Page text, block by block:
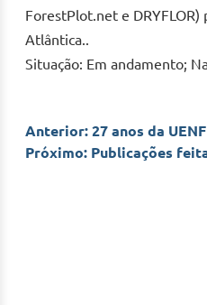
ForestPlot.net e DRYFLOR)
Atlântica..
Situação: Em andamento;
Navegação
Anterior: 27 anos da UENF
Próximo: Publicações